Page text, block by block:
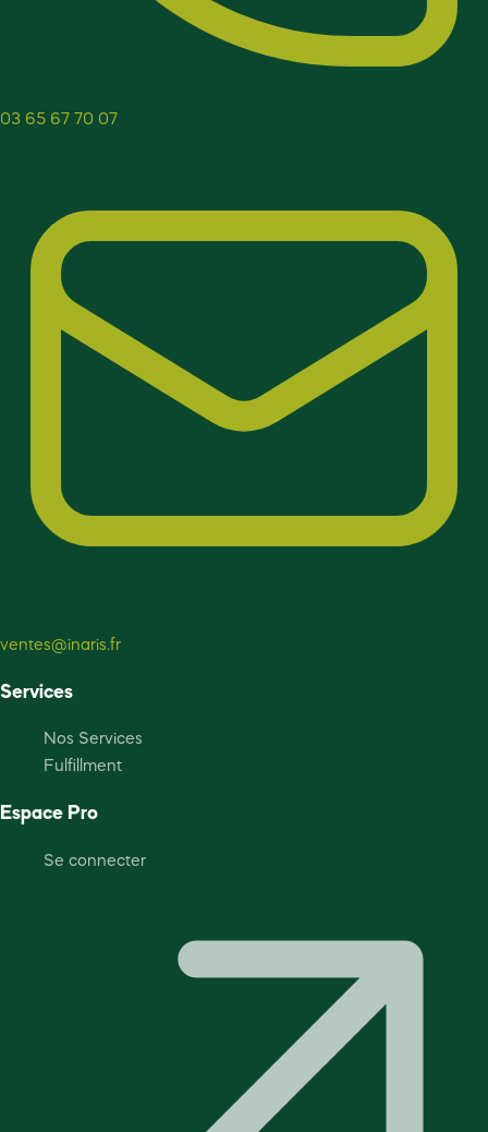
03 65 67 70 07
ventes@inaris.fr
Services
Nos Services
Fulfillment
Espace Pro
Se connecter